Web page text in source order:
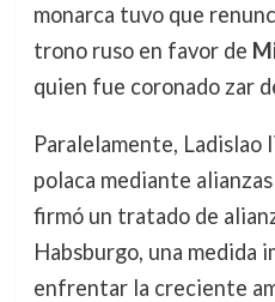
monarca tuvo que
trono ruso en favor de
quien fue coronado zar
Paralelamente,
polaca mediante
firmó un tratado de
Habsburgo, una medida
enfrentar la creciente